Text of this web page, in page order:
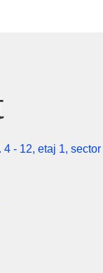
- 12, etaj 1,